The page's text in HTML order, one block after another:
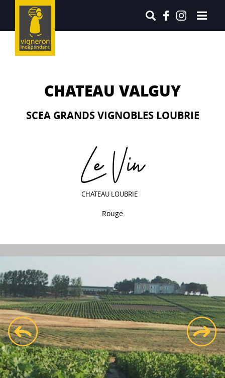
CHATEAU VALGUY
SCEA GRANDS VIGNOBLES LOUBRIE
Le Vin
CHATEAU LOUBRIE
Rouge
prev next